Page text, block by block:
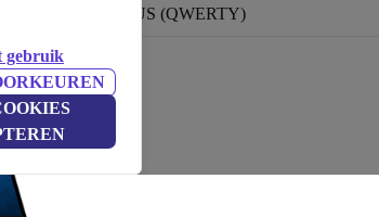
gebruik
US (QWERTY)
DE (QWERTZ)